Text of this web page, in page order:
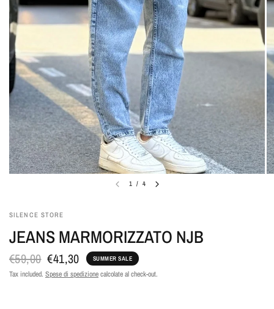
1 / 4
SILENCE STORE
JEANS MARMORIZZATO NJB
€59,00 €41,30 SUMMER SALE
Tax included. Spese di spedizionecalcolate al check-out.